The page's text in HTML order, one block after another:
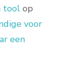
tool op
voor
een